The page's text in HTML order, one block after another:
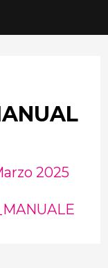
2025